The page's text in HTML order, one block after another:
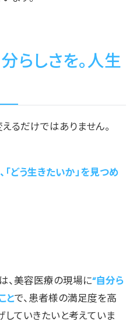
らしさを。人生
るだけではありません。
どう生きたいか」を見つめ
、美容医療の現場に“自分ら
とで、患者様の満足度を高
ていきたいと考えていま